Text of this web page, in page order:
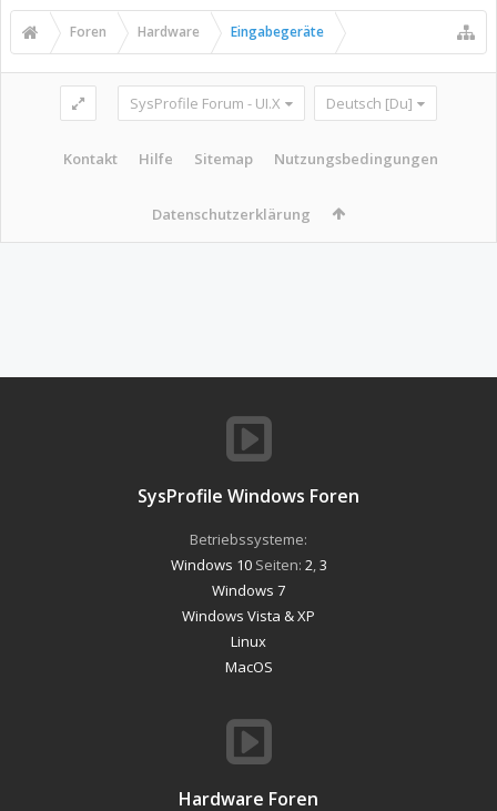
Foren Hardware Eingabegeräte
SysProfile Forum - UI.X Deutsch [Du]
Kontakt Hilfe Sitemap Nutzungsbedingungen
Datenschutzerklärung
SysProfile Windows Foren
Betriebssysteme:
Windows 10Seiten: 2,3
Windows 7
Windows Vista & XP
Linux
MacOS
Hardware Foren